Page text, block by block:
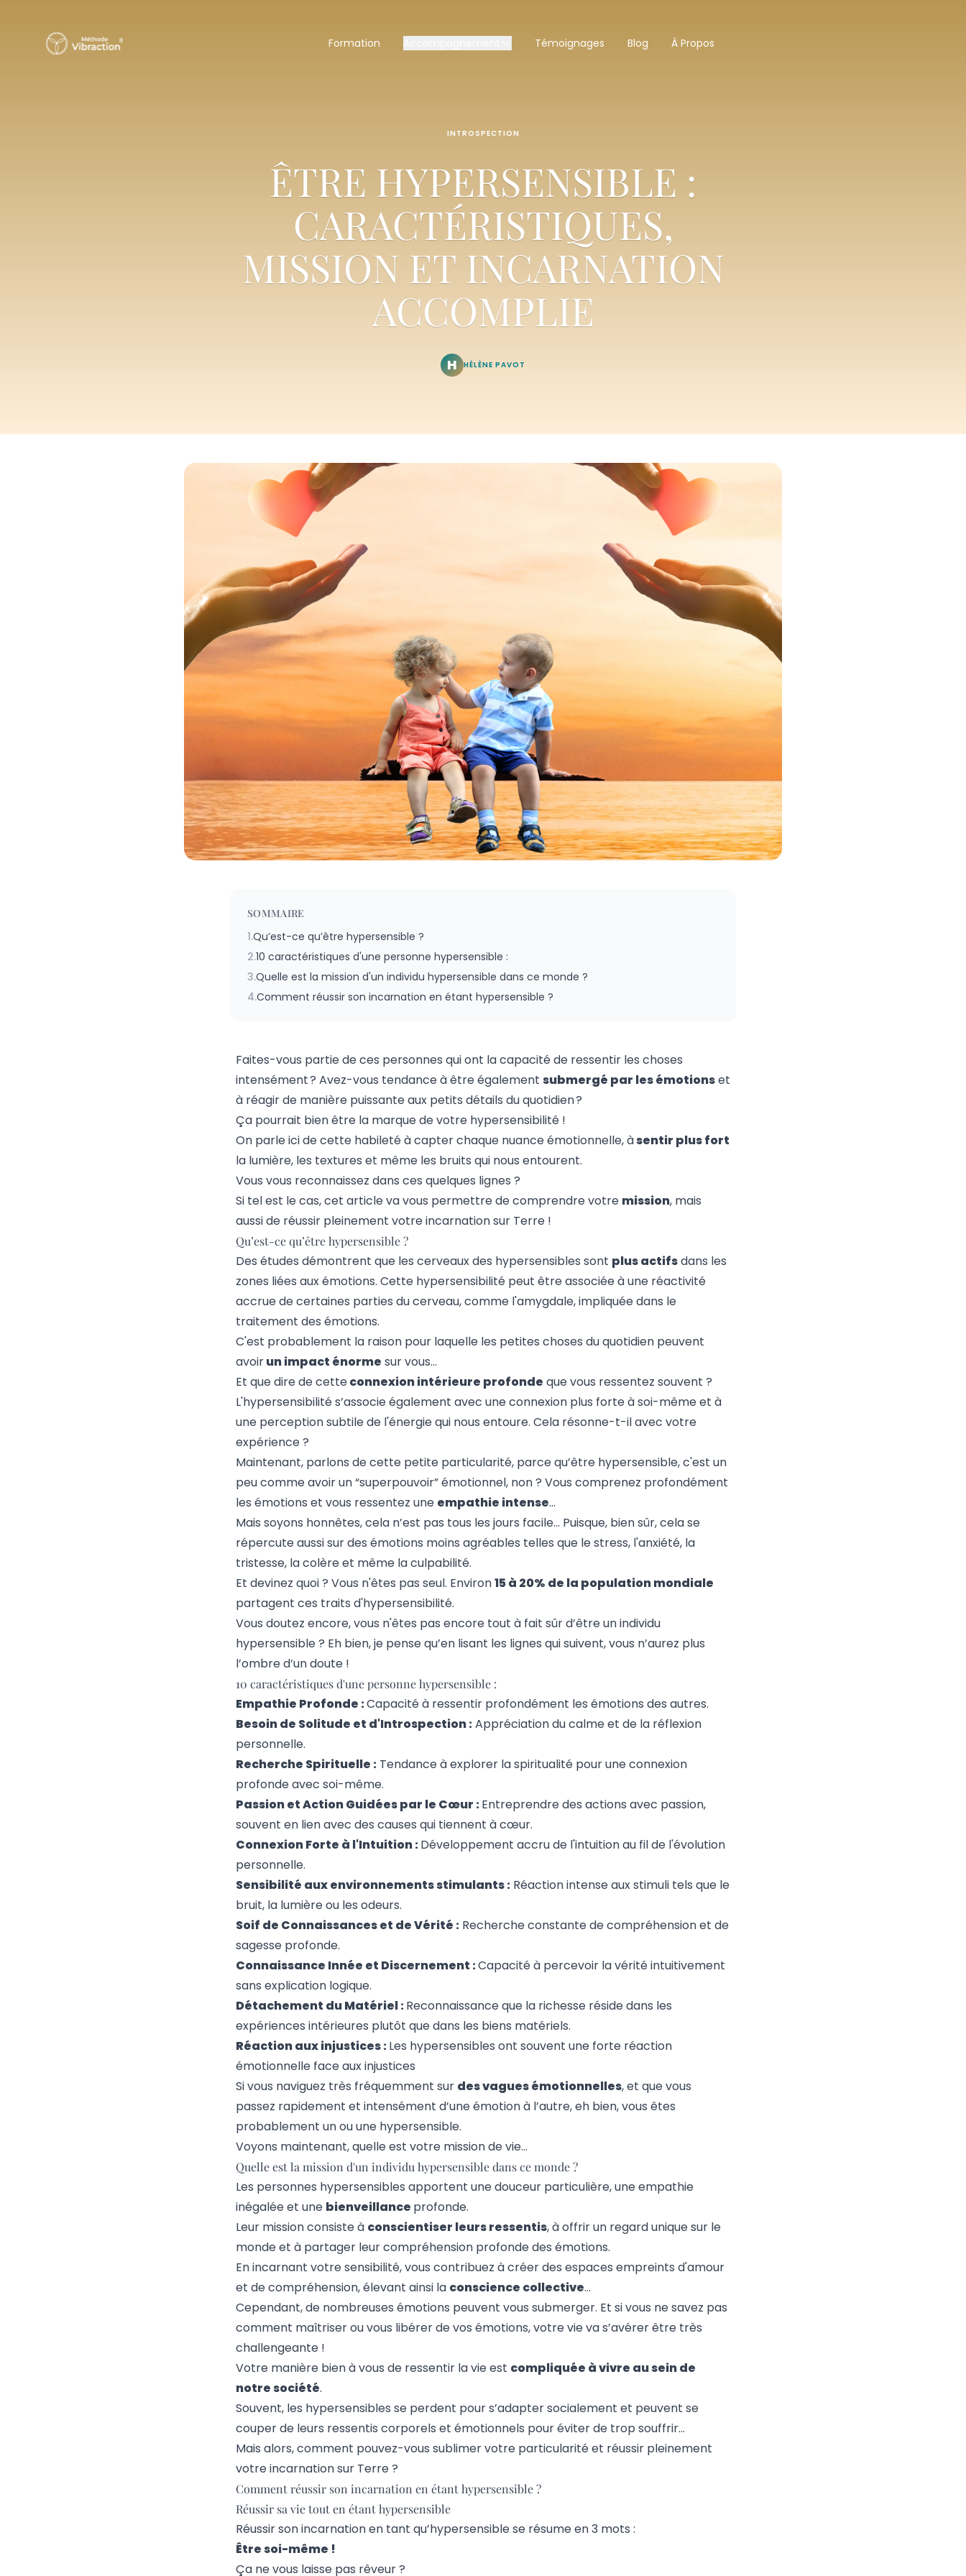
Formation Témoignages Blog À Propos
INTROSPECTION
ÊTRE HYPERSENSIBLE :
CARACTÉRISTIQUES,
MISSION ET INCARNATION
ACCOMPLIE
H HÉLÈNE PAVOT
SOMMAIRE
1.Qu’est-ce qu’être hypersensible ?
2.10 caractéristiques d'une personne hypersensible :
3.Quelle est la mission d'un individu hypersensible dans ce monde ?
4.Comment réussir son incarnation en étant hypersensible ?
Faites-vous partie de ces personnes qui ont la capacité de ressentir les choses
intensément ? Avez-vous tendance à être également submergé par les émotionset
à réagir de manière puissante aux petits détails du quotidien ?
Ça pourrait bien être la marque de votre hypersensibilité !
On parle ici de cette habileté à capter chaque nuance émotionnelle, àsentir plus fort
la lumière, les textures et même les bruits qui nous entourent.
Vous vous reconnaissez dans ces quelques lignes ?
Si tel est le cas, cet article va vous permettre de comprendre votre mission, mais
aussi de réussir pleinement votre incarnation sur Terre !
Qu’est-ce qu’être hypersensible ?
Des études démontrent que les cerveaux des hypersensibles sont plus actifsdans les
zones liées aux émotions. Cette hypersensibilité peut être associée à une réactivité
accrue de certaines parties du cerveau, comme l'amygdale, impliquée dans le
traitement des émotions.
C'est probablement la raison pour laquelle les petites choses du quotidien peuvent
avoirun impact énorme sur vous…
Et que dire de cetteconnexion intérieure profonde que vous ressentez souvent ?
L'hypersensibilité s’associe également avec une connexion plus forte à soi-même et à
une perception subtile de l'énergie qui nous entoure. Cela résonne-t-il avec votre
expérience ?
Maintenant, parlons de cette petite particularité, parce qu’être hypersensible, c'est un
peu comme avoir un “superpouvoir” émotionnel, non ? Vous comprenez profondément
les émotions et vous ressentez une empathie intense…
Mais soyons honnêtes, cela n’est pas tous les jours facile… Puisque, bien sûr, cela se
répercute aussi sur des émotions moins agréables telles que le stress, l'anxiété, la
tristesse, la colère et même la culpabilité.
Et devinez quoi ? Vous n'êtes pas seul. Environ15 à 20% de la population mondiale
partagent ces traits d'hypersensibilité.
Vous doutez encore, vous n'êtes pas encore tout à fait sûr d’être un individu
hypersensible ? Eh bien, je pense qu’en lisant les lignes qui suivent, vous n’aurez plus
l’ombre d’un doute !
10 caractéristiques d'une personne hypersensible :
Empathie Profonde :Capacité à ressentir profondément les émotions des autres.
Besoin de Solitude et d'Introspection :Appréciation du calme et de la réflexion
personnelle.
Recherche Spirituelle : Tendance à explorer la spiritualité pour une connexion
profonde avec soi-même.
Passion et Action Guidées par le Cœur :Entreprendre des actions avec passion,
souvent en lien avec des causes qui tiennent à cœur.
Connexion Forte à l'Intuition :Développement accru de l'intuition au fil de l'évolution
personnelle.
Sensibilité aux environnements stimulants : Réaction intense aux stimuli tels que le
bruit, la lumière ou les odeurs.
Soif de Connaissances et de Vérité : Recherche constante de compréhension et de
sagesse profonde.
Connaissance Innée et Discernement :Capacité à percevoir la vérité intuitivement
sans explication logique.
Détachement du Matériel :Reconnaissance que la richesse réside dans les
expériences intérieures plutôt que dans les biens matériels.
Réaction aux injustices :Les hypersensibles ont souvent une forte réaction
émotionnelle face aux injustices
Si vous naviguez très fréquemment sur des vagues émotionnelles, et que vous
passez rapidement et intensément d’une émotion à l’autre, eh bien, vous êtes
probablement un ou une hypersensible.
Voyons maintenant, quelle est votre mission de vie…
Quelle est la mission d'un individu hypersensible dans ce monde ?
Les personnes hypersensibles apportent une douceur particulière, une empathie
inégalée et une bienveillance profonde.
Leur mission consiste à conscientiser leurs ressentis, à offrir un regard unique sur le
monde et à partager leur compréhension profonde des émotions.
En incarnant votre sensibilité, vous contribuez à créer des espaces empreints d'amour
et de compréhension, élevant ainsi la conscience collective…
Cependant, de nombreuses émotions peuvent vous submerger. Et si vous ne savez pas
comment maîtriser ou vous libérer de vos émotions, votre vie va s’avérer être très
challengeante !
Votre manière bien à vous de ressentir la vie est compliquée à vivre au sein de
notre société.
Souvent, les hypersensibles se perdent pour s’adapter socialement et peuvent se
couper de leurs ressentis corporels et émotionnels pour éviter de trop souffrir…
Mais alors, comment pouvez-vous sublimer votre particularité et réussir pleinement
votre incarnation sur Terre ?
Comment réussir son incarnation en étant hypersensible ?
Réussir sa vie tout en étant hypersensible
Réussir son incarnation en tant qu’hypersensible se résume en 3 mots :
Être soi-même !
Ça ne vous laisse pas rêveur ?